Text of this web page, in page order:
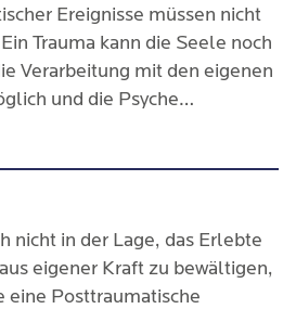
Ereignisse müssen nicht
Trauma kann die Seele noch
Verarbeitung mit den eigenen
und die Psyche
können sich daraus
nicht in der Lage, das Erlebte
eigener Kraft zu bewältigen,
eine Posttraumatische